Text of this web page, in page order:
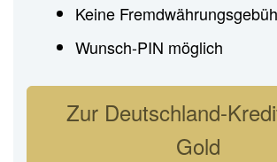
Keine
Wunsch-PIN möglich
Zur Deutschland-
Gold